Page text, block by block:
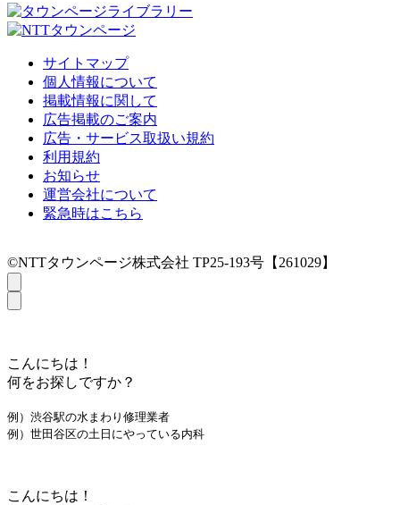
サイトマップ
個人情報について
掲載情報に関して
広告掲載のご案内
広告・サービス取扱い規約
利用規約
お知らせ
運営会社について
緊急時はこちら
©NTTタウンページ株式会社 TP25-193号【261029】
こんにちは！
何をお探しですか？
例）渋谷駅の水まわり修理業者
例）世田谷区の土日にやっている内科
こんにちは！